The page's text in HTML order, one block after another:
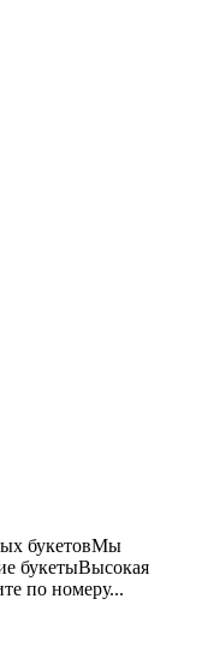
букетовМы
букетыВысокая
по номеру...